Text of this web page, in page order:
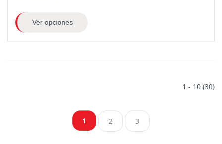
Ver opciones
1 - 10 (30)
1 2 3